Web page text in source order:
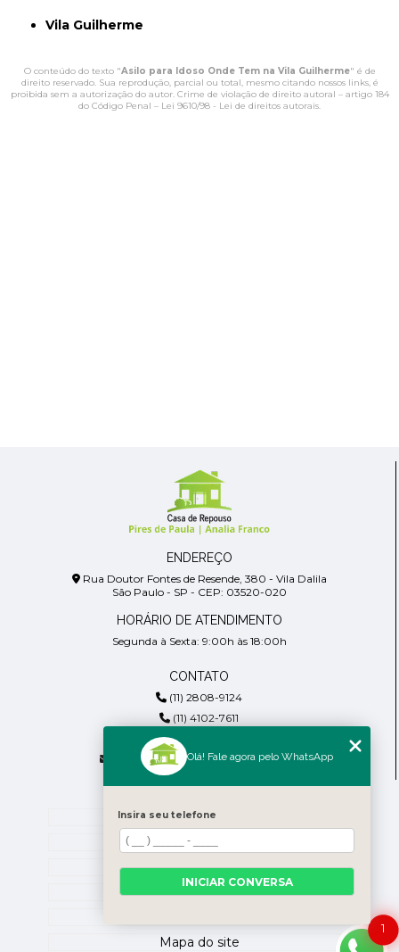
Vila Guilherme
O conteúdo do texto "Asilo para Idoso Onde Tem na Vila Guilherme" é de
direito reservado. Sua reprodução, parcial ou total, mesmo citando nossos links, é
proibida sem a autorização do autor. Crime de violação de direito autoral – artigo 184
do Código Penal – Lei 9610/98 - Lei de direitos autorais.
ENDEREÇO
Rua Doutor Fontes de Resende, 380 - Vila Dalila
São Paulo - SP - CEP: 03520-020
HORÁRIO DE ATENDIMENTO
Segunda à Sexta: 9:00h às 18:00h
CONTATO
(11) 2808-9124
(11) 4102-7611
(11) 99918-4901
residencialpiresdepaula@gmail.com
Home
Empresa
Blog
Contato
Mapa do site
1
Olá! Fale agora pelo WhatsApp
Insira seu telefone
INICIAR CONVERSA